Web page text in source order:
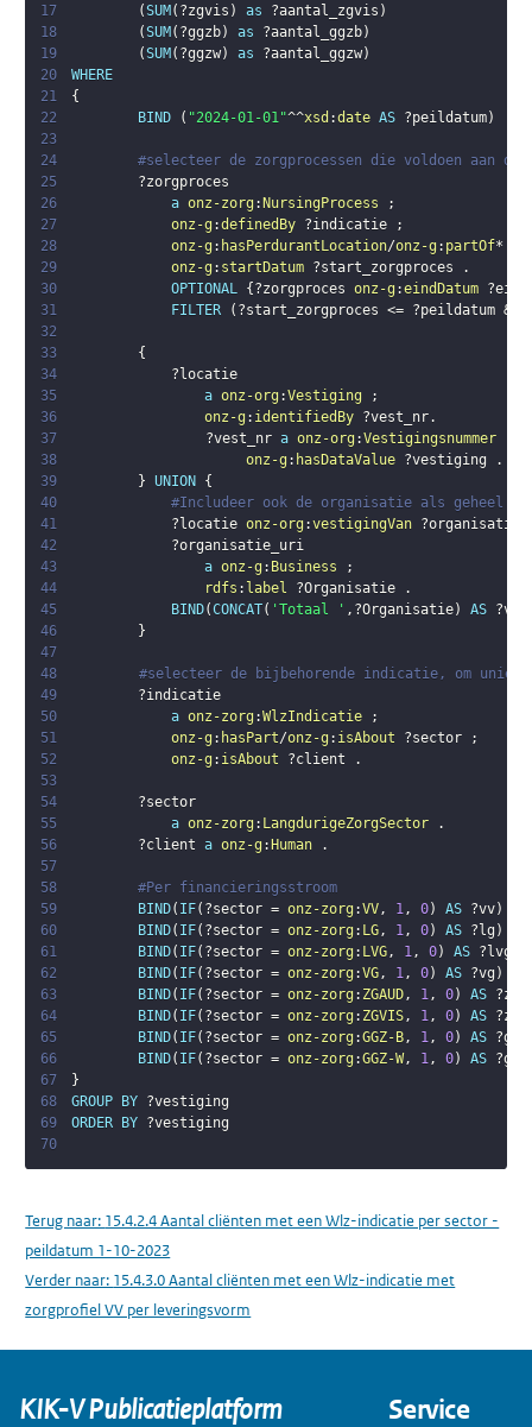
17
(SUM ( ?zgvis ) as ?aantal_zgvis )
18
(SUM ( ?ggzb) as ?aantal_ggzb)
19
(SUM ( ?ggzw) as ?aantal_ggzw)
20
WHERE
21
{
22
BIND ( "2024-01-01"^^xsd :date AS ?peildatum)
23
24
#selecteer de zorgprocessen die voldoen aan
25
?zorgproces
26
a onz-zorg : NursingProcess
;
27
onz-g :definedBy ?indicatie
;
28
onz-g : hasPerdurantLocation/onz-g : partOf*
29
onz-g : startDatum ?start_zorgproces
.
30
OPTIONAL { ?zorgproces onz-g :eindDatum
31
FILTER ( ?start_zorgproces <= ?peildatum &&
32
33
{
34
?locatie
35
a onz-org :Vestiging
;
36
onz-g : identifiedBy ?vest_nr.
37
?vest_nr a onz-org :Vestigingsnummer
38
onz-g : hasDataValue ?vestiging
.
39
} UNION
{
40
#Includeer ook de organisatie als geheel
41
?locatie onz-org :vestigingVan
42
?organisatie_uri
43
a onz-g : Business
;
44
rdfs : label ?Organisatie
.
45
BIND(CONCAT( 'Totaal ' , ?Organisatie) AS
46
}
47
48
#selecteer de bijbehorende indicatie, om
49
?indicatie
50
a onz-zorg :WlzIndicatie
;
51
onz-g : hasPart/onz-g : isAbout ?sector
;
52
onz-g : isAbout ?client
.
53
54
?sector
55
a onz-zorg : LangdurigeZorgSector
.
56
?client a onz-g : Human
.
57
58
#Per financieringsstroom
59
BIND( IF( ?sector = onz-zorg :VV, 1, 0) AS ?vv)
60
BIND( IF( ?sector = onz-zorg : LG, 1, 0) AS ?lg )
61
BIND( IF( ?sector = onz-zorg : LVG, 1, 0) AS ?lvg
62
BIND( IF( ?sector = onz-zorg :VG, 1, 0) AS ?vg )
63
BIND( IF( ?sector = onz-zorg : ZGAUD, 1, 0) AS
64
BIND( IF( ?sector = onz-zorg : ZGVIS, 1, 0) AS
65
BIND( IF( ?sector = onz-zorg :GGZ-B, 1, 0) AS
66
BIND( IF( ?sector = onz-zorg :GGZ-W, 1, 0) AS
67
}
68
GROUP BY ?vestiging
69
ORDER BY ?vestiging
70
Terug naar: 15.4.2.4 Aantal cliënten met een Wlz-indicatie per sector -
peildatum 1-10-2023
Verder naar: 15.4.3.0 Aantal cliënten met een Wlz-indicatie met
zorgprofiel VV per leveringsvorm
KIK-V Publicatieplatform Service